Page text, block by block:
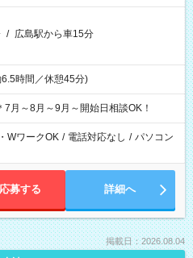
/ 広島駅から車15分
時間／休憩45分)
月～8月～9月～開始日相談OK！
WワークOK / 電話対応なし / パソコン
応募する 詳細へ
掲載日：2026.08.04